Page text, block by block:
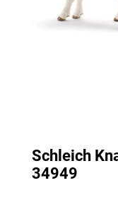
Schleich
34949